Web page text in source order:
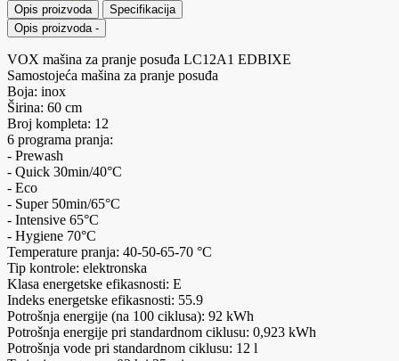
Opis proizvoda
Specifikacija
Opis proizvoda -
VOX mašina za pranje posuđa LC12A1 EDBIXE
Samostojeća mašina za pranje posuđa
Boja: inox
Širina: 60 cm
Broj kompleta: 12
6 programa pranja:
- Prewash
- Quick 30min/40°C
- Eco
- Super 50min/65°C
- Intensive 65°C
- Hygiene 70°C
Temperature pranja: 40-50-65-70 °C
Tip kontrole: elektronska
Klasa energetske efikasnosti: E
Indeks energetske efikasnosti: 55.9
Potrošnja energije (na 100 ciklusa): 92 kWh
Potrošnja energije pri standardnom ciklusu: 0,923 kWh
Potrošnja vode pri standardnom ciklusu: 12 l